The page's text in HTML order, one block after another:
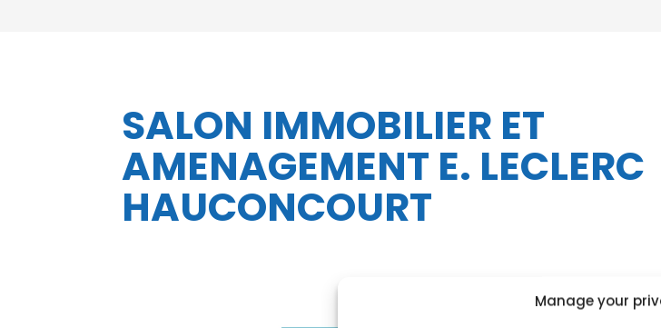
Manage your
SALON IMMOBILIER ET
AMENAGEMENT E. LECLERC
HAUCONCOURT